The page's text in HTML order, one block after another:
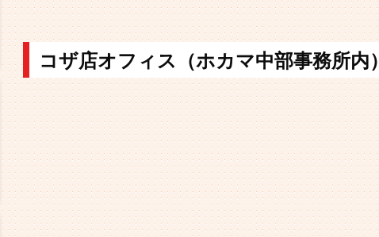
コザ店オフィス（ホカマ中部事務所内）